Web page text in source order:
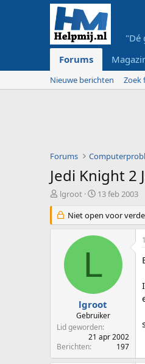
"Dé
Forums
Nieuwe berichten Zoek
Forums
Jedi Knight 2
O
d
e
r
e
r
lgroot
S
a
r
t
m
13 feb 2003
Niet open voor
L
lgroot
Gebruiker
Lid geworden
21 apr 2002
Berichten
197